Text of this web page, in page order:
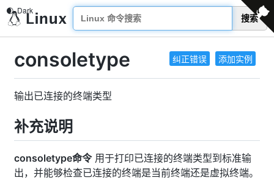
搜索
纠正错误 添加实例
consoletype
输出已连接的终端类型
补充说明
consoletype命令用于打印已连接的终端类型到标准输
出，并能够检查已连接的终端是当前终端还是虚拟终端。